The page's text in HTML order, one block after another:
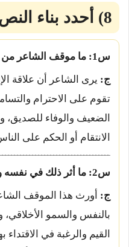
8) أحدد بناء النص
س1: ما موقف الشاعر من علاقة الإنسان بأخيه الإنسان؟
ج: يرى الشاعر أن علاقة
تقوم على الاحترام
الضعيف والوفاء للصديق،
الانتقام أو الحكم على
س2: ما أثر ذلك في نفسه وفي نفسك؟
ج: أورث هذا الموقف
بالنفس والسمو
القيم والرغبة في الاقتداء